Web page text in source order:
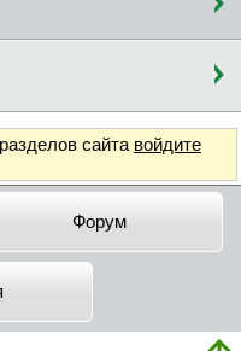
сайта войдите
Форум